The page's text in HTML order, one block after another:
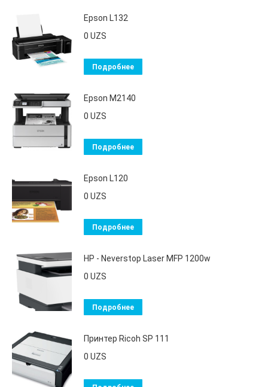
Epson L132
0 UZS
Подробнее
Epson M2140
0 UZS
Подробнее
Epson L120
0 UZS
Подробнее
HP - Neverstop Laser MFP 1200w
0 UZS
Подробнее
Принтер Ricoh SP 111
0 UZS